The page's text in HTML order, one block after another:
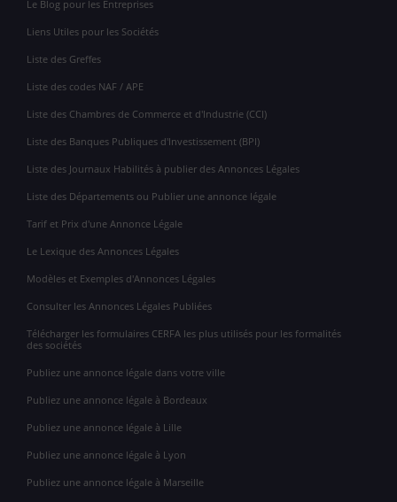
Le Blog pour les Entreprises
Liens Utiles pour les Sociétés
Liste des Greffes
Liste des codes NAF / APE
Liste des Chambres de Commerce et d'Industrie (CCI)
Liste des Banques Publiques d'Investissement (BPI)
Liste des Journaux Habilités à publier des Annonces Légales
Liste des Départements ou Publier une annonce légale
Tarif et Prix d'une Annonce Légale
Le Lexique des Annonces Légales
Modèles et Exemples d'Annonces Légales
Consulter les Annonces Légales Publiées
Télécharger les formulaires CERFA les plus utilisés pour les formalités
des sociétés
Publiez une annonce légale dans votre ville
Publiez une annonce légale à Bordeaux
Publiez une annonce légale à Lille
Publiez une annonce légale à Lyon
Publiez une annonce légale à Marseille